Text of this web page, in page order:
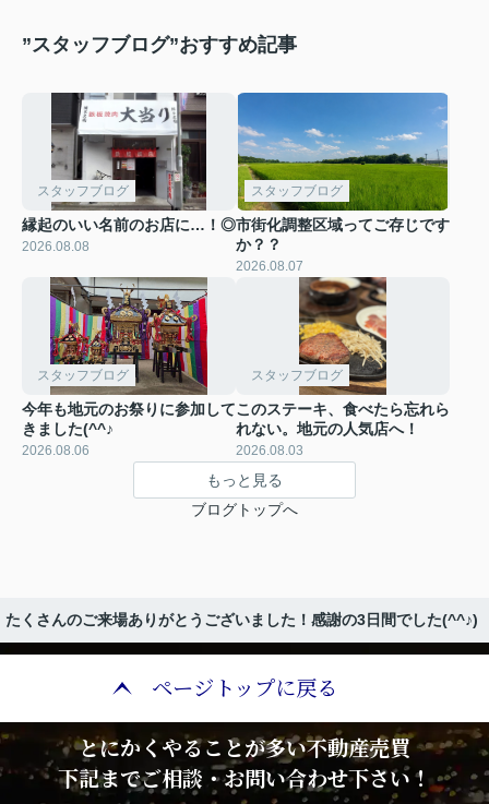
”スタッフブログ”おすすめ記事
スタッフブログ
縁起のいい名前のお店に…！◎
2026.08.08
スタッフブログ
市街化調整区域ってご存じです
か？？
2026.08.07
スタッフブログ
今年も地元のお祭りに参加して
きました(^^♪
2026.08.06
スタッフブログ
このステーキ、食べたら忘れら
れない。地元の人気店へ！
2026.08.03
もっと見る
ブログトップへ
たくさんのご来場ありがとうございました！感謝の3日間でした(^^♪)
ページトップに戻る
とにかくやることが多い不動産売買
下記までご相談・お問い合わせ下さい！